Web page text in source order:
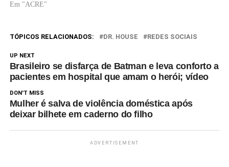
Em "ACRE"
TÓPICOS RELACIONADOS: DR. HOUSE REDES SOCIAIS
UP NEXT
Brasileiro se disfarça de Batman e leva conforto a
pacientes em hospital que amam o herói; vídeo
DON'T MISS
Mulher é salva de violência doméstica após
deixar bilhete em caderno do filho
ADVERTISEMENT